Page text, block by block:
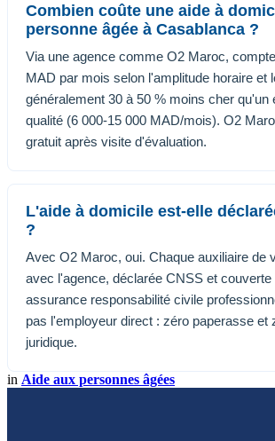
Combien coûte une aide à
personne âgée à Casablanca ?
Via une agence comme O2 Maroc,
MAD par mois selon l'amplitude horaire et
généralement 30 à 50 % moins cher qu'un
qualité (6 000-15 000 MAD/mois). O2
gratuit après visite d'évaluation.
L'aide à domicile est-elle
?
Avec O2 Maroc, oui. Chaque auxiliaire de
avec l'agence, déclarée CNSS et couverte
assurance responsabilité civile
pas l'employeur direct : zéro paperasse et
juridique.
in Aide aux personnes âgées